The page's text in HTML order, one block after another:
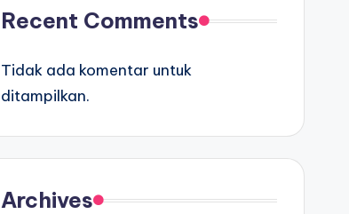
Recent Comments
Tidak ada komentar untuk
ditampilkan.
Archives